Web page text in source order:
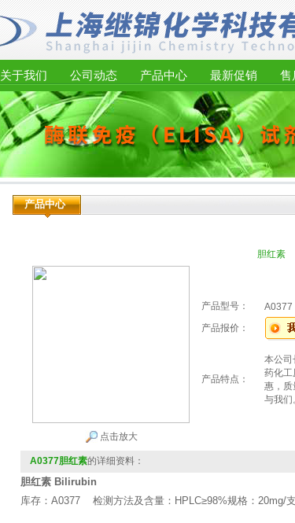
关于我们 公司动态 产品中心 最新促销 售
产品中心
胆红素
点击放大
产品型号：
A0377
产品报价：
产品特点：
本公司
药化工
惠，质
与我们
A0377胆红素的详细资料：
胆红素 Bilirubin
库存：A0377 检测方法及含量：HPLC≥98%规格：